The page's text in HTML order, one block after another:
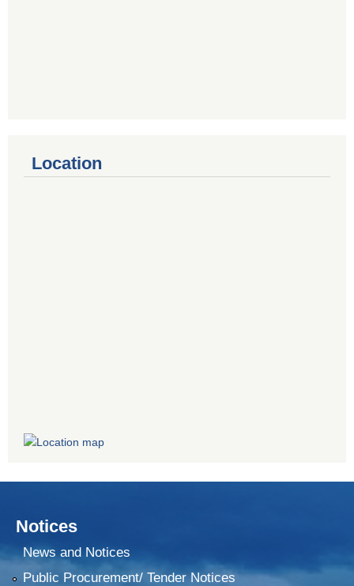
Location
Notices
News and Notices
Public Procurement/ Tender Notices